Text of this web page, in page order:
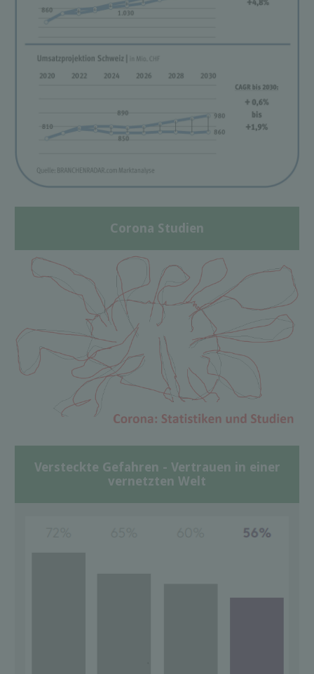
Corona Studien
Versteckte Gefahren - Vertrauen in einer
vernetzten Welt